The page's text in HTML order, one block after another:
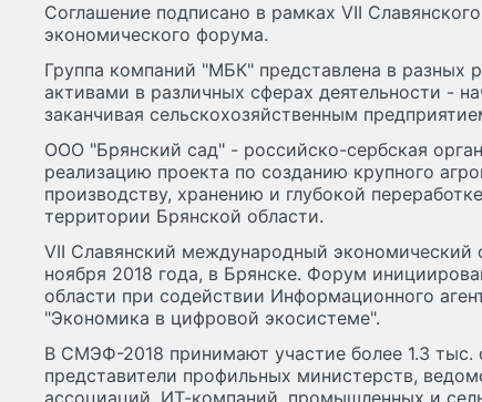
Соглашение подписано в рамках VII
экономического форума.
Группа компаний "МБК" представлена в разных
активами в различных сферах деятельности -
заканчивая сельскохозяйственным
ООО "Брянский сад" - российско-сербская
реализацию проекта по созданию крупного
производству, хранению и глубокой
территории Брянской области.
VII Славянский международный экономический
ноября 2018 года, в Брянске. Форум
области при содействии Информационного
"Экономика в цифровой экосистеме".
В СМЭФ-2018 принимают участие более 1.3 тыс.
представители профильных министерств,